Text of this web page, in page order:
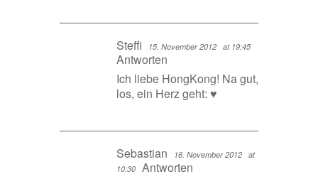
Steffi 15. November 2012 at 19:45
Antworten
Ich liebe HongKong! Na gut,
los, ein Herz geht: ♥
Sebastian 16. November 2012 at
10:30 Antworten